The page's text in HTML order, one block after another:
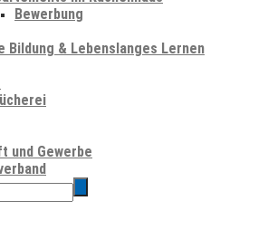
Bewerbung
Bildung & Lebenslanges Lernen
und Gewerbe